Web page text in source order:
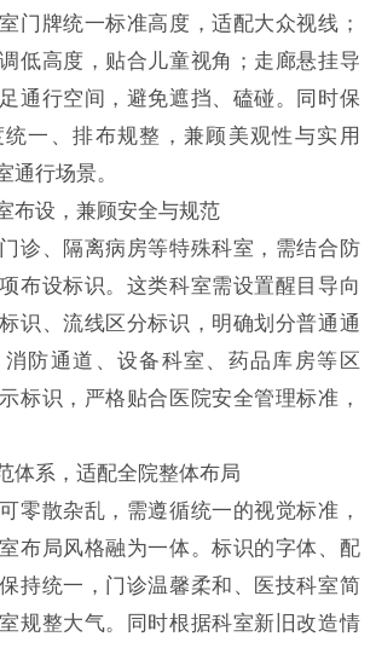
门牌统一标准高度，适配大众视线；
低高度，贴合儿童视角；走廊悬挂导
通行空间，避免遮挡、磕碰。同时保
一、排布规整，兼顾美观性与实用
通行场景。
布设，兼顾安全与规范
诊、隔离病房等特殊科室，需结合防
布设标识。这类科室需设置醒目导向
识、流线区分标识，明确划分普通通
防通道、设备科室、药品库房等区
标识，严格贴合医院安全管理标准，
体系，适配全院整体布局
零散杂乱，需遵循统一的视觉标准，
布局风格融为一体。标识的字体、配
持统一，门诊温馨柔和、医技科室简
规整大气。同时根据科室新旧改造情